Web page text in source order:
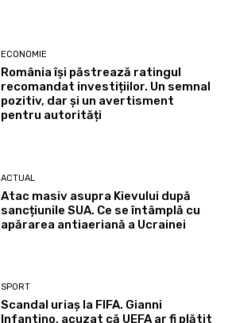
ECONOMIE
România își păstrează ratingul
recomandat investițiilor. Un semnal
pozitiv, dar și un avertisment
pentru autorități
ACTUAL
Atac masiv asupra Kievului după
sancțiunile SUA. Ce se întâmplă cu
apărarea antiaeriană a Ucrainei
SPORT
Scandal uriaș la FIFA. Gianni
Infantino, acuzat că UEFA ar fi plătit